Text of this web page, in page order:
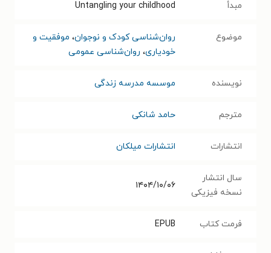
مبدأ
Untangling your childhood
موضوع روان‌شناسی کودک و نوجوان، موفقیت و
خودیاری، روان‌شناسی عمومی
نویسنده موسسه مدرسه زندگی
مترجم حامد شانکی
انتشارات انتشارات میلکان
سال انتشار
نسخه فیزیکی
۱۴۰۴/۱۰/۰۶
فرمت کتاب EPUB